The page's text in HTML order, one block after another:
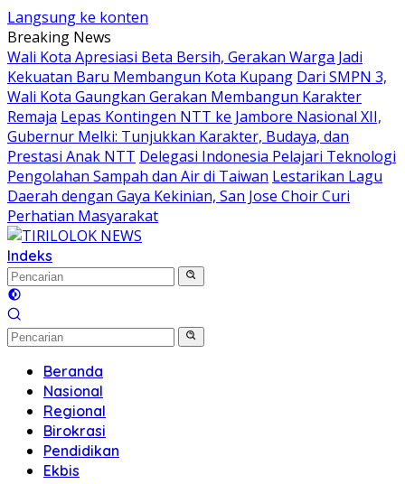
Langsung ke konten
Breaking News
Wali Kota Apresiasi Beta Bersih, Gerakan Warga Jadi
Kekuatan Baru Membangun Kota Kupang Dari SMPN 3,
Wali Kota Gaungkan Gerakan Membangun Karakter
Remaja Lepas Kontingen NTT ke Jambore Nasional XII,
Gubernur Melki: Tunjukkan Karakter, Budaya, dan
Prestasi Anak NTT Delegasi Indonesia Pelajari Teknologi
Pengolahan Sampah dan Air di Taiwan Lestarikan Lagu
Daerah dengan Gaya Kekinian, San Jose Choir Curi
Perhatian Masyarakat
Indeks
Beranda
Nasional
Regional
Birokrasi
Pendidikan
Ekbis